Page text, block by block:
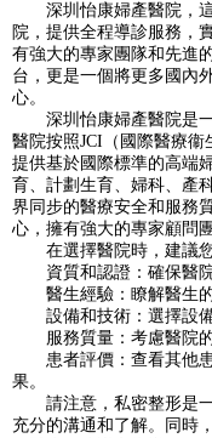
深圳怡康婦產醫院，這
院，提供全程導診服務，
有強大的專家團隊和先進
台，更是一個將更多國內
心。
深圳怡康婦產醫院是一
醫院按照JCI（國際醫療衞
提供基於國際標準的高端
育、計劃生育、婦科、產
界同步的醫療安全和服務
心，擁有強大的專家顧問
在選擇醫院時，建議您
資質和認證：確保醫院
醫生經驗：瞭解醫生的
設備和技術：選擇設備
服務質量：考慮醫院的
患者評價：查看其他患
果。
請注意，私密整形是一
充分的溝通和了解。同時